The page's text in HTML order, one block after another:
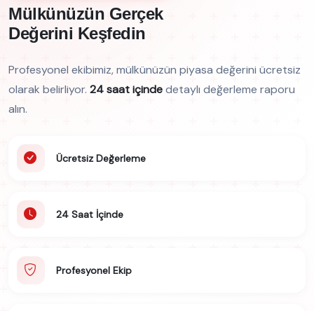
Mülkünüzün Gerçek
Değerini Keşfedin
Profesyonel ekibimiz, mülkünüzün piyasa değerini ücretsiz
olarak belirliyor. 24 saat içindedetaylı değerleme raporu
alın.
Ücretsiz Değerleme
24 Saat İçinde
Profesyonel Ekip